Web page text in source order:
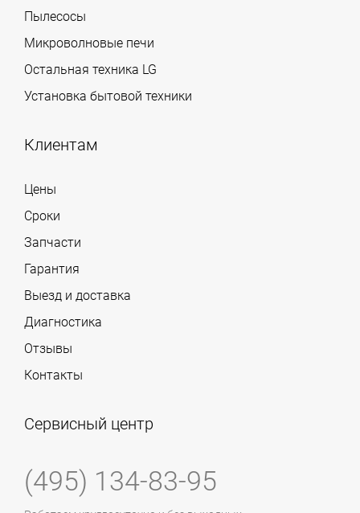
Пылесосы
Микроволновые печи
Остальная техника LG
Установка бытовой техники
Клиентам
Цены
Сроки
Запчасти
Гарантия
Выезд и доставка
Диагностика
Отзывы
Контакты
Сервисный центр
(495) 134-83-95